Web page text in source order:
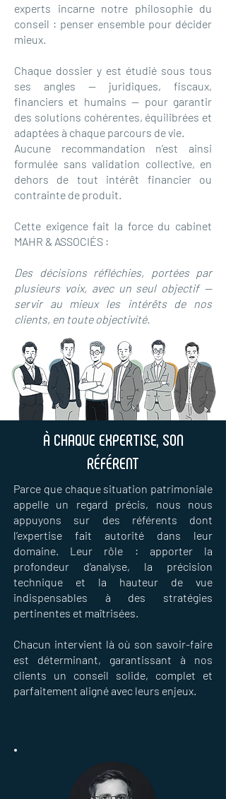
experts incarne notre philosophie du
conseil : penser ensemble pour décider
mieux.
Chaque dossier y est étudié sous tous
ses angles — juridiques, fiscaux,
financiers et humains — pour garantir
des solutions cohérentes, équilibrées et
adaptées à chaque parcours de vie.
Aucune recommandation n’est ainsi
formulée sans validation collective, en
dehors de tout intérêt financier ou
contrainte de produit.
Cette exigence fait la force du cabinet
MAHR & ASSOCIÉS :
Des décisions réfléchies, portées par
plusieurs voix, avec un seul objectif —
servir au mieux les intérêts de nos
clients, en toute objectivité.
À CHAQUE EXPERTISE, SON
RÉFÉRENT
Parce que chaque situation patrimoniale
appelle un regard précis, nous nous
appuyons sur des référents dont
l’expertise fait autorité dans leur
domaine. Leur rôle : apporter la
profondeur d’analyse, la précision
technique et la hauteur de vue
indispensables à des stratégies
pertinentes et maîtrisées.
Chacun intervient là où son savoir-faire
est déterminant, garantissant à nos
clients un conseil solide, complet et
parfaitement aligné avec leurs enjeux.